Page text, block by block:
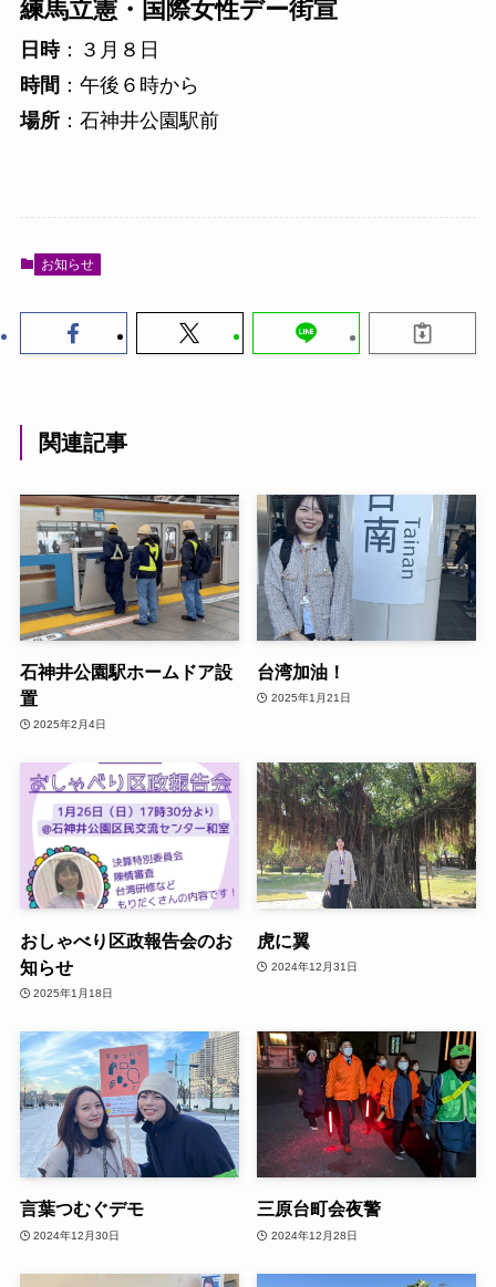
練馬立憲・国際女性デー街宣
日時：３月８日
時間 ：午後６時から
場所：石神井公園駅前
お知らせ
関連記事
石神井公園駅ホームドア設
置
2025年2月4日
台湾加油！
2025年1月21日
おしゃべり区政報告会のお
知らせ
2025年1月18日
虎に翼
2024年12月31日
言葉つむぐデモ
2024年12月30日
三原台町会夜警
2024年12月28日